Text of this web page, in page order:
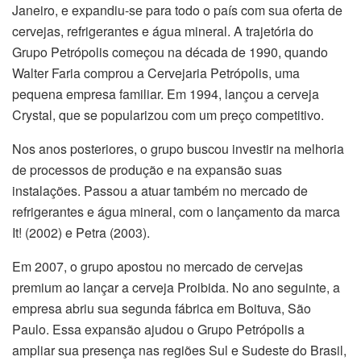
Janeiro, e expandiu-se para todo o país com sua oferta de
cervejas, refrigerantes e água mineral. A trajetória do
Grupo Petrópolis começou na década de 1990, quando
Walter Faria comprou a Cervejaria Petrópolis, uma
pequena empresa familiar. Em 1994, lançou a cerveja
Crystal, que se popularizou com um preço competitivo.
Nos anos posteriores, o grupo buscou investir na melhoria
de processos de produção e na expansão suas
instalações. Passou a atuar também no mercado de
refrigerantes e água mineral, com o lançamento da marca
It! (2002) e Petra (2003).
Em 2007, o grupo apostou no mercado de cervejas
premium ao lançar a cerveja Proibida. No ano seguinte, a
empresa abriu sua segunda fábrica em Boituva, São
Paulo. Essa expansão ajudou o Grupo Petrópolis a
ampliar sua presença nas regiões Sul e Sudeste do Brasil,